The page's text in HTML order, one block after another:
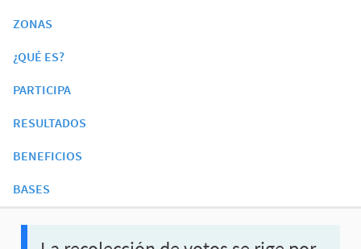
ZONAS
¿QUÉ ES?
PARTICIPA
RESULTADOS
BENEFICIOS
BASES